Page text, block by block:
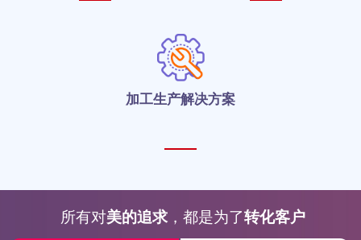
加工生产解决方案
所有对美的追求 ，都是为了转化客户